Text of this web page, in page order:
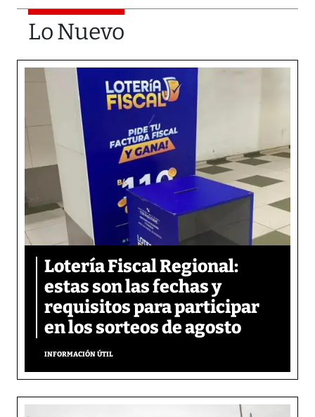
Lo Nuevo
Lotería Fiscal Regional:
estas son las fechas y
requisitos para participar
en los sorteos de agosto
INFORMACIÓN ÚTIL